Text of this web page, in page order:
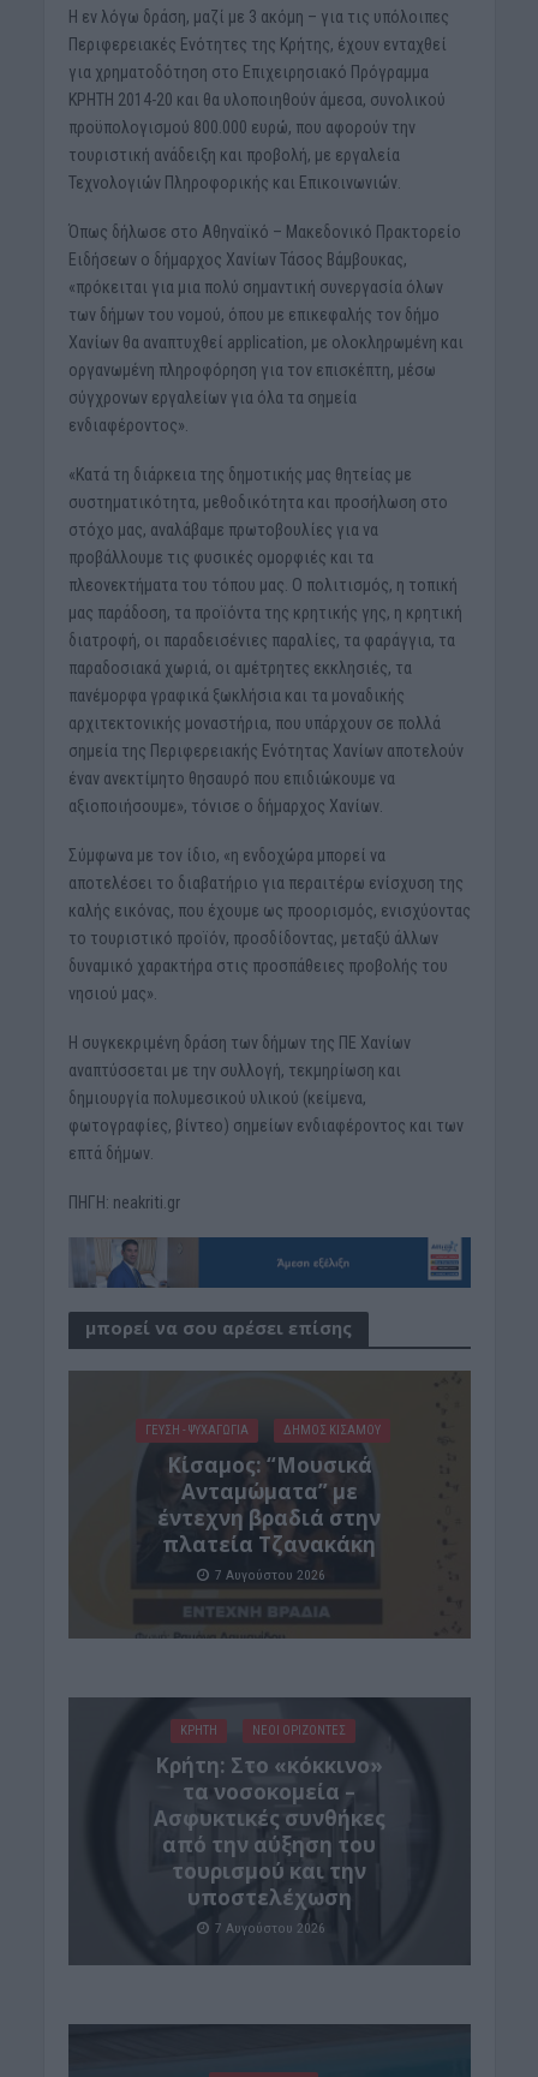
Η εν λόγω δράση, μαζί με 3 ακόμη – για τις υπόλοιπες
Περιφερειακές Ενότητες της Κρήτης, έχουν ενταχθεί
για χρηματοδότηση στο Επιχειρησιακό Πρόγραμμα
ΚΡΗΤΗ 2014-20 και θα υλοποιηθούν άμεσα, συνολικού
προϋπολογισμού 800.000 ευρώ, που αφορούν την
τουριστική ανάδειξη και προβολή, με εργαλεία
Τεχνολογιών Πληροφορικής και Επικοινωνιών.
Όπως δήλωσε στο Αθηναϊκό – Μακεδονικό Πρακτορείο
Ειδήσεων ο δήμαρχος Χανίων Τάσος Βάμβουκας,
«πρόκειται για μια πολύ σημαντική συνεργασία όλων
των δήμων του νομού, όπου με επικεφαλής τον δήμο
Χανίων θα αναπτυχθεί application, με ολοκληρωμένη και
οργανωμένη πληροφόρηση για τον επισκέπτη, μέσω
σύγχρονων εργαλείων για όλα τα σημεία
ενδιαφέροντος».
«Κατά τη διάρκεια της δημοτικής μας θητείας με
συστηματικότητα, μεθοδικότητα και προσήλωση στο
στόχο μας, αναλάβαμε πρωτοβουλίες για να
προβάλλουμε τις φυσικές ομορφιές και τα
πλεονεκτήματα του τόπου μας. Ο πολιτισμός, η τοπική
μας παράδοση, τα προϊόντα της κρητικής γης, η κρητική
διατροφή, οι παραδεισένιες παραλίες, τα φαράγγια, τα
παραδοσιακά χωριά, οι αμέτρητες εκκλησιές, τα
πανέμορφα γραφικά ξωκλήσια και τα μοναδικής
αρχιτεκτονικής μοναστήρια, που υπάρχουν σε πολλά
σημεία της Περιφερειακής Ενότητας Χανίων αποτελούν
έναν ανεκτίμητο θησαυρό που επιδιώκουμε να
αξιοποιήσουμε», τόνισε ο δήμαρχος Χανίων.
Σύμφωνα με τον ίδιο, «η ενδοχώρα μπορεί να
αποτελέσει το διαβατήριο για περαιτέρω ενίσχυση της
καλής εικόνας, που έχουμε ως προορισμός, ενισχύοντας
το τουριστικό προϊόν, προσδίδοντας, μεταξύ άλλων
δυναμικό χαρακτήρα στις προσπάθειες προβολής του
νησιού μας».
Η συγκεκριμένη δράση των δήμων της ΠΕ Χανίων
αναπτύσσεται με την συλλογή, τεκμηρίωση και
δημιουργία πολυμεσικού υλικού (κείμενα,
φωτογραφίες, βίντεο) σημείων ενδιαφέροντος και των
επτά δήμων.
ΠΗΓΗ: neakriti.gr
μπορεί να σου αρέσει επίσης
ΓΕΎΣΗ - ΨΥΧΑΓΩΓΊΑ ΔΉΜΟΣ ΚΙΣΆΜΟΥ
Κίσαμος: “Μουσικά
Ανταμώματα” με
έντεχνη βραδιά στην
πλατεία Τζανακάκη
7 Αυγούστου 2026
ΚΡΗΤΗ ΝΕΟΙ ΟΡΙΖΟΝΤΕΣ
Κρήτη: Στο «κόκκινο»
τα νοσοκομεία –
Ασφυκτικές συνθήκες
από την αύξηση του
τουρισμού και την
υποστελέχωση
7 Αυγούστου 2026